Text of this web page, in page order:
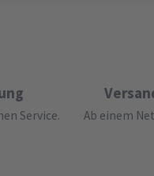
Service. Ab einem